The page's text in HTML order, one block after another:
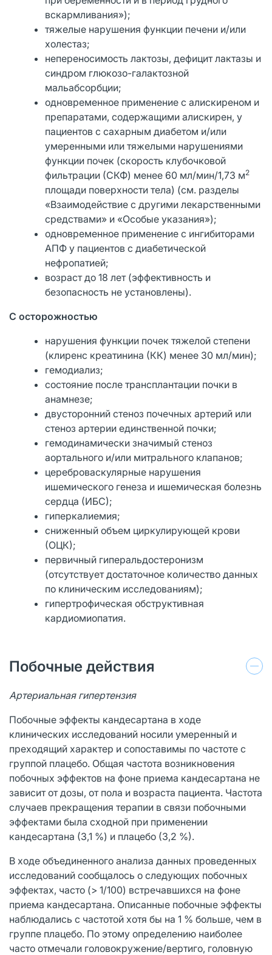
вскармливания»);
тяжелые нарушения функции печени и/или
холестаз;
непереносимость лактозы, дефицит лактазы и
синдром глюкозо-галактозной
мальабсорбции;
одновременное применение с алискиреном и
препаратами, содержащими алискирен, у
пациентов с сахарным диабетом и/или
умеренными или тяжелыми нарушениями
функции почек (скорость клубочковой
фильтрации (СКФ) менее 60 мл/мин/1,73 м2
площади поверхности тела) (см. разделы
«Взаимодействие с другими лекарственными
средствами» и «Особые указания»);
одновременное применение с ингибиторами
АПФ у пациентов с диабетической
нефропатией;
возраст до 18 лет (эффективность и
безопасность не установлены).
С осторожностью
нарушения функции почек тяжелой степени
(клиренс креатинина (КК) менее 30 мл/мин);
гемодиализ;
состояние после трансплантации почки в
анамнезе;
двусторонний стеноз почечных артерий или
стеноз артерии единственной почки;
гемодинамически значимый стеноз
аортального и/или митрального клапанов;
цереброваскулярные нарушения
ишемического генеза и ишемическая болезнь
сердца (ИБС);
гиперкалиемия;
сниженный объем циркулирующей крови
(ОЦК);
первичный гиперальдостеронизм
(отсутствует достаточное количество данных
по клиническим исследованиям);
гипертрофическая обструктивная
кардиомиопатия.
Побочные действия
Артериальная гипертензия
Побочные эффекты кандесартана в ходе
клинических исследований носили умеренный и
преходящий характер и сопоставимы по частоте с
группой плацебо. Общая частота возникновения
побочных эффектов на фоне приема кандесартана не
зависит от дозы, от пола и возраста пациента. Частота
случаев прекращения терапии в связи побочными
эффектами была сходной при применении
кандесартана (3,1 %) и плацебо (3,2 %).
В ходе объединенного анализа данных проведенных
исследований сообщалось о следующих побочных
эффектах, часто (> 1/100) встречавшихся на фоне
приема кандесартана. Описанные побочные эффекты
наблюдались с частотой хотя бы на 1 % больше, чем в
группе плацебо. По этому определению наиболее
часто отмечали головокружение/вертиго, головную